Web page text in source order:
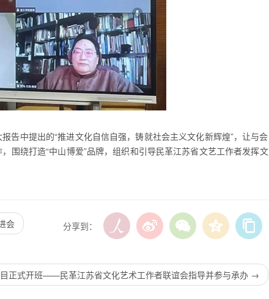
告中提出的“推进文化自信自强，铸就社会主义文化新辉煌”，让与会
围绕打造“中山博爱”品牌，组织和引导民革江苏省文艺工作者发挥文
分享到：
会
正式开班——民革江苏省文化艺术工作者联谊会指导并参与承办 →